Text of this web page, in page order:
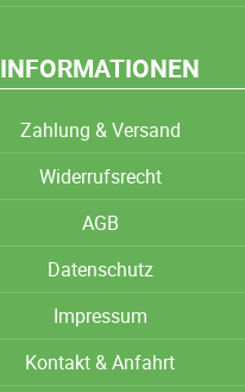
INFORMATIONEN
Zahlung & Versand
Widerrufsrecht
AGB
Datenschutz
Impressum
Kontakt & Anfahrt